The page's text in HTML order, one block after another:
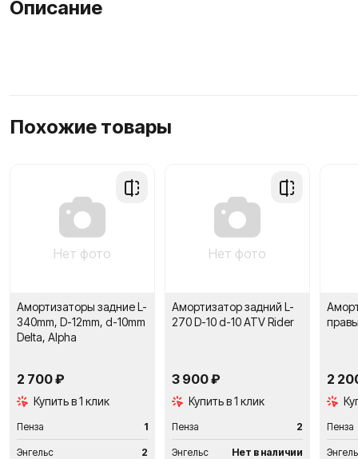
Описание
Похожие товары
Добавить
Нет фото
Амортизаторы задние L-
340mm, D-12mm, d-10mm
Delta, Alpha
2 700 ₽
Купить в 1 клик
Пенза 1
Энгельс 2
Добавить
Нет фото
Амортизатор задний L-
270 D-10 d-10 ATV Rider
3 900 ₽
Купить в 1 клик
Пенза 2
Энгельс Нет в наличии
2
Пенза